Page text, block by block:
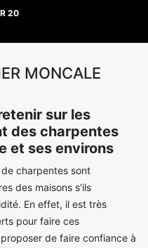
20
MONCALE
sur les
des charpentes
et ses environs
charpentes sont
des maisons s'ils
En effet, il est très
pour faire ces
de faire confiance à